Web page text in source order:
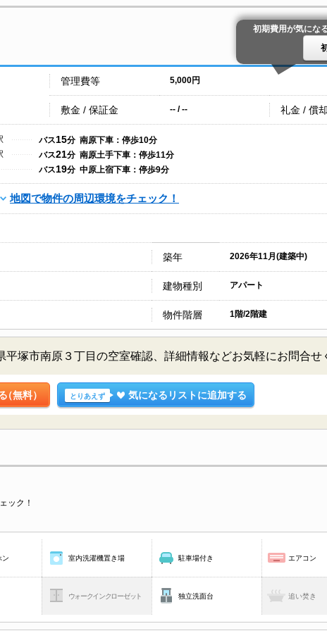
初期費用が気にな
管理費等 5,000円
敷金 / 保証金 -- / -- 礼金 / 償却
バス15分 南原下車：停歩10分
バス21分 南原土手下車：停歩11分
バス19分 中原上宿下車：停歩9分
地図で物件の周辺環境をチェック！
築年 2026年11月(建築中)
建物種別 アパート
物件階層 1階/2階建
塚市南原３丁目の空室確認、詳細情報などお気軽にお問合せ
（無料） とりあえず 気になるリストに追加する
ック！
ン 室内洗濯機置き場 駐車場付き エアコン
ウォークインクローゼット 独立洗面台 追い焚き